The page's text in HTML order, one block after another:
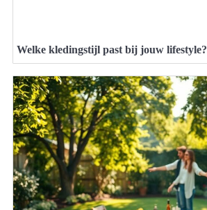
Welke kledingstijl past bij jouw lifestyle?